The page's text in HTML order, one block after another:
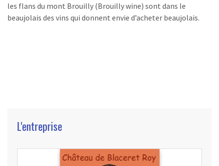
les flans du mont Brouilly (Brouilly wine) sont dans le
beaujolais des vins qui donnent envie d’acheter beaujolais.
L'entreprise